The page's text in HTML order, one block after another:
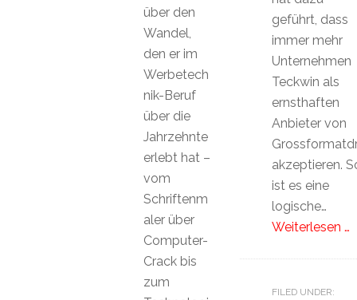
geführt, dass
immer mehr
Unternehmen
Teckwin als
ernsthaften
Anbieter von
akzeptieren.
ist es eine
logische…
Weiterlesen …
FILED UNDER:
über den
Wandel,
den er im
Werbetech
nik-Beruf
über die
Jahrzehnte
erlebt hat –
vom
Schriftenm
aler über
Computer-
Crack bis
zum